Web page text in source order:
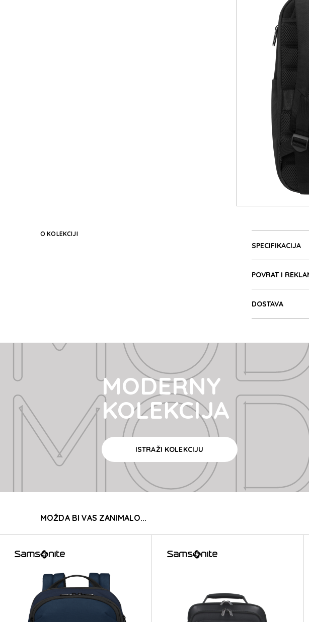
O KOLEKCIJI Detalji
SPECIFIKACIJA
POVRAT I
DOSTAVA
MODERNY
KOLEKCIJA
ISTRAŽI KOLEKCIJU
MOŽDA BI VAS ZANIMALO...